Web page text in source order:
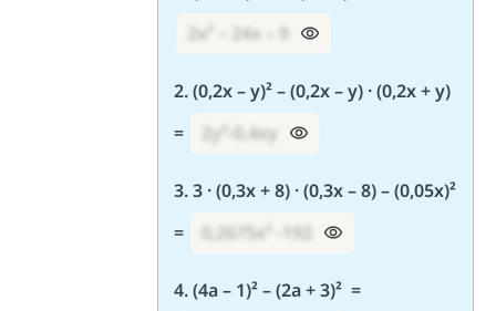
2x² – 24x – 9
2. (0,2x – y)² – (0,2x – y) · (0,2x + y)
=
2y²-0,4xy
3. 3 · (0,3x + 8) · (0,3x – 8) – (0,05x)²
=
0,2675x² -192
4. (4a – 1)² – (2a + 3)² =